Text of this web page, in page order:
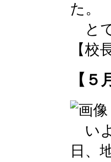
た。
と
【校
【
い
日、